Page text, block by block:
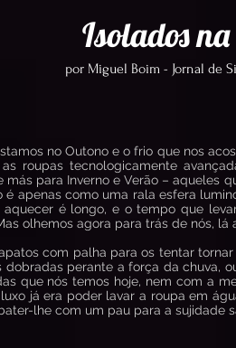
Isolados
por Miguel Boim - Jornal de
no Outono e o frio que nos
roupas tecnologicamente
más para Inverno e Verão – aqueles
é apenas como uma rala esfera
aquecer é longo, e o tempo que
olhemos agora para trás de nós, lá
com palha para os tentar tornar
dobradas perante a força da chuva,
que nós temos hoje, nem com a
já era poder lavar a roupa em
lhe com um pau para a sujidade